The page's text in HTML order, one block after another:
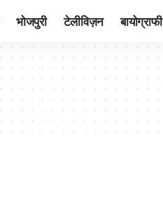
भोजपुरी टेलीविज़न बायोग्राफी